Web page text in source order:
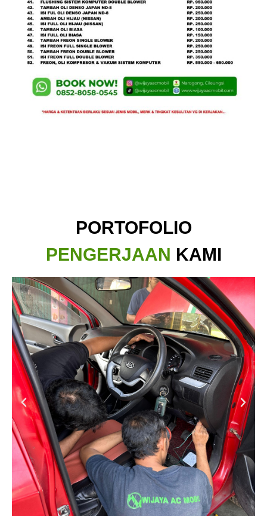
PORTOFOLIO
PENGERJAAN KAMI